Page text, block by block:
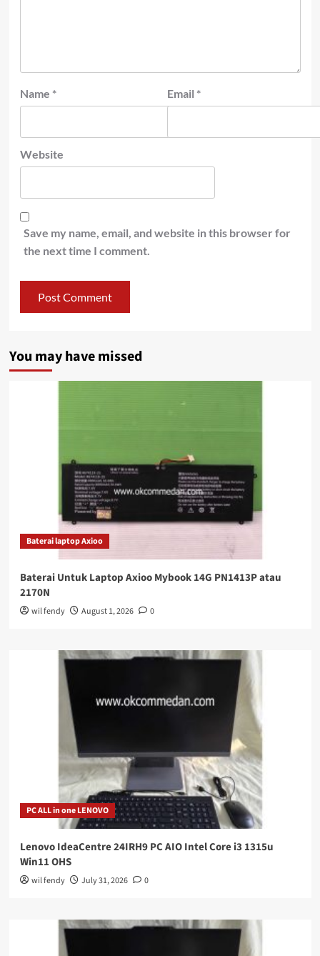
Name * Email *
Website
Save my name, email, and website in this browser for
the next time I comment.
You may have missed
Baterai laptop Axioo
Baterai Untuk Laptop Axioo Mybook 14G PN1413P atau
2170N
wil fendy August 1, 2026 0
PC ALL in one LENOVO
Lenovo IdeaCentre 24IRH9 PC AIO Intel Core i3 1315u
Win11 OHS
wil fendy July 31, 2026 0